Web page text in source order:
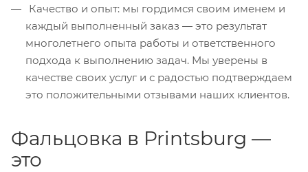
Качество и опыт: мы гордимся своим именем и
каждый выполненный заказ — это результат
многолетнего опыта работы и ответственного
подхода к выполнению задач. Мы уверены в
качестве своих услуг и с радостью подтверждаем
это положительными отзывами наших клиентов.
Фальцовка в Printsburg —
это